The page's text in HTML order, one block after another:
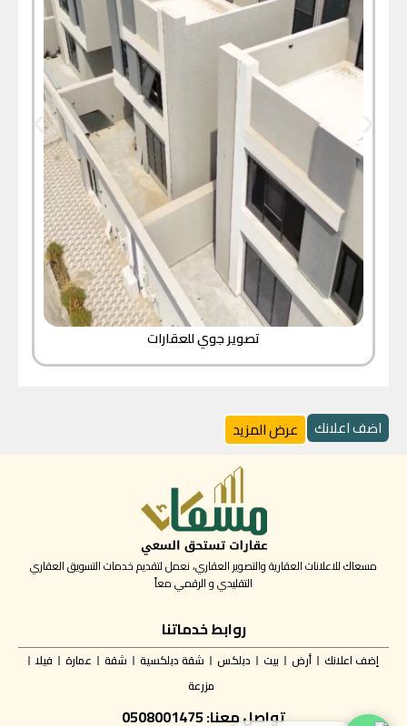
تصوير جوي للعقارات
اضف اعلانك عرض المزيد
مسعاك للاعلانات العقارية والتصوير العقاري، نعمل لتقديم خدمات التسويق العقاري
التقليدي و الرقمي معاً
روابط خدماتنا
إضف اعلانك أرض بيت دبلكس شقة دبلكسية شقة عمارة
فيلا
مزرعة
تواصل معنا: 0508001475